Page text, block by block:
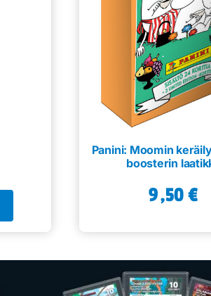
Panini: Moomin
boosterin
9,50€